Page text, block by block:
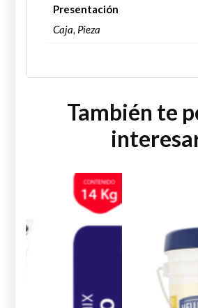
Presentación
Caja, Pieza
También te